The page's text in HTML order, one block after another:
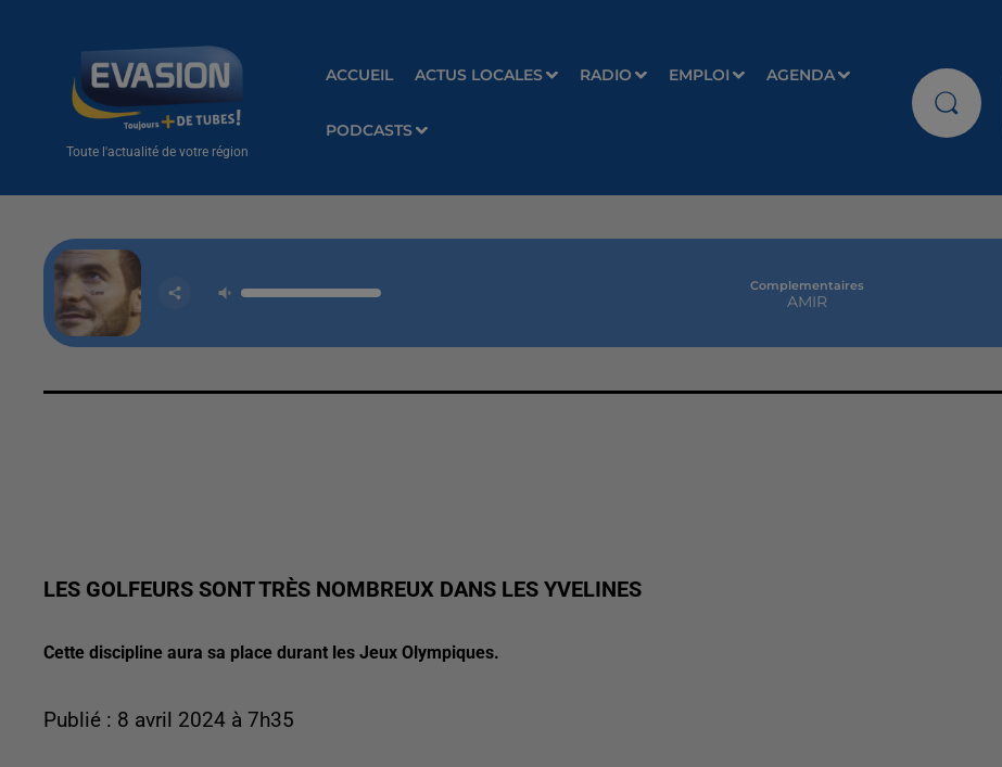
Toute l'actualité de votre région
ACCUEIL ACTUS LOCALES RADIO EMPLOI AGENDA
PODCASTS
Complementaires
AMIR
LES GOLFEURS SONT TRÈS NOMBREUX DANS LES YVELINES
Cette discipline aura sa place durant les Jeux Olympiques.
Publié : 8 avril 2024 à 7h35